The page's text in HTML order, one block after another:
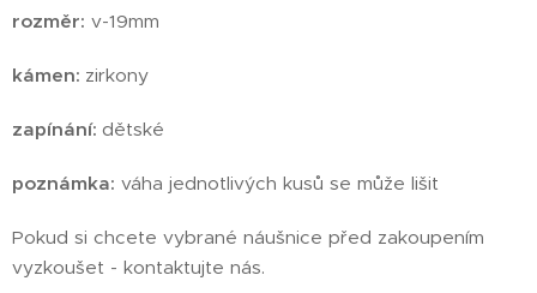
rozměr: v-19mm
kámen: zirkony
zapínání: dětské
poznámka: váha jednotlivých kusů se může lišit
Pokud si chcete vybrané náušnice před zakoupením
vyzkoušet - kontaktujte nás.